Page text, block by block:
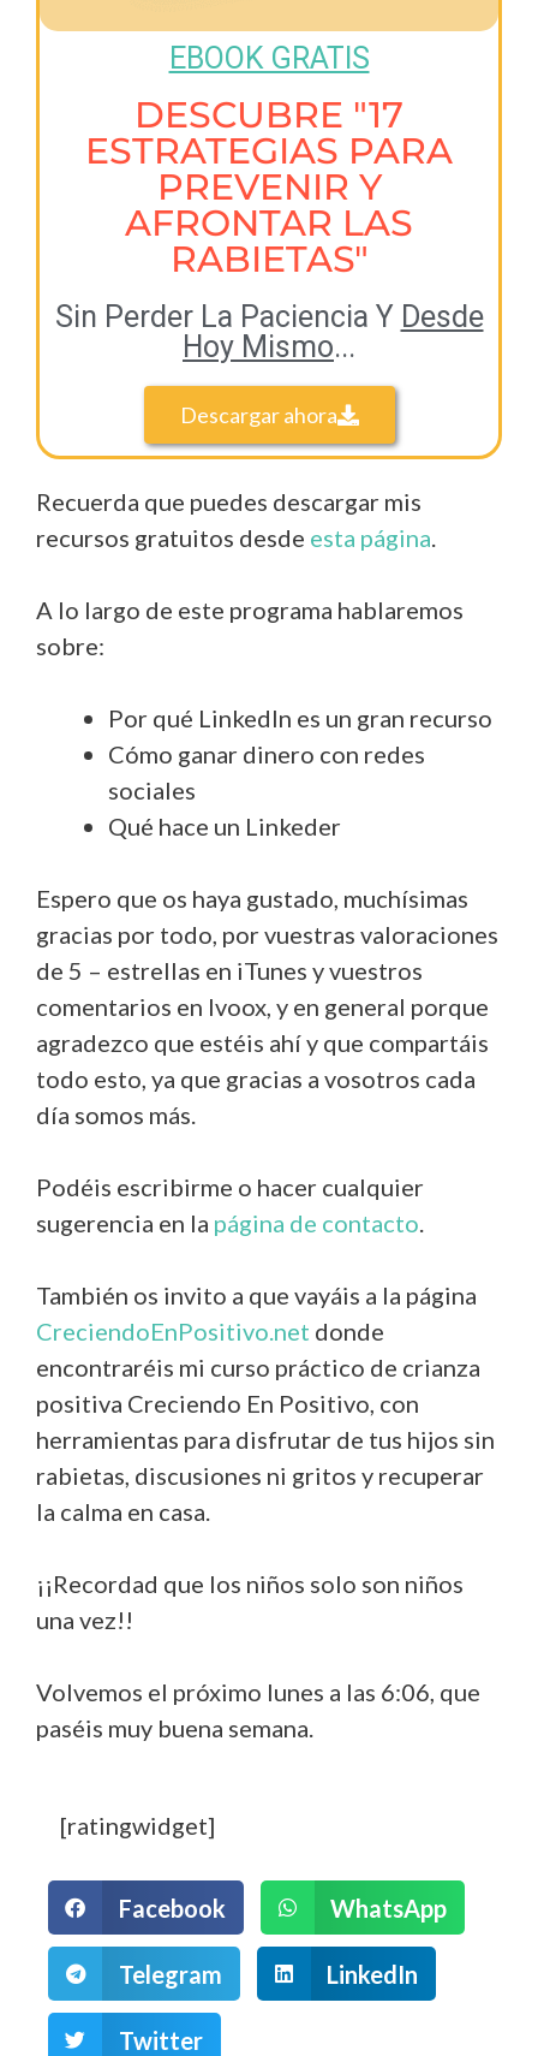
EBOOK GRATIS
DESCUBRE "17
ESTRATEGIAS PARA
PREVENIR Y
AFRONTAR LAS
RABIETAS"
Sin Perder La Paciencia Y Desde
Hoy Mismo...
Descargar ahora
Recuerda que puedes descargar mis
recursos gratuitos desde esta página.
A lo largo de este programa hablaremos
sobre:
Por qué LinkedIn es un gran recurso
Cómo ganar dinero con redes
sociales
Qué hace un Linkeder
Espero que os haya gustado, muchísimas
gracias por todo, por vuestras valoraciones
de 5 – estrellas en iTunes y vuestros
comentarios en Ivoox, y en general porque
agradezco que estéis ahí y que compartáis
todo esto, ya que gracias a vosotros cada
día somos más.
Podéis escribirme o hacer cualquier
sugerencia en la página de contacto.
También os invito a que vayáis a la página
CreciendoEnPositivo.net donde
encontraréis mi curso práctico de crianza
positiva Creciendo En Positivo, con
herramientas para disfrutar de tus hijos sin
rabietas, discusiones ni gritos y recuperar
la calma en casa.
¡¡Recordad que los niños solo son niños
una vez!!
Volvemos el próximo lunes a las 6:06, que
paséis muy buena semana.
[ratingwidget]
Facebook WhatsApp
Telegram LinkedIn
Twitter